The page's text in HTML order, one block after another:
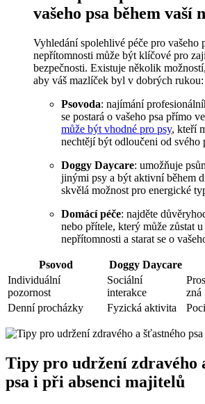
vašeho psa během vaší
Vyhledání spolehlivé péče pro vašeho
nepřítomnosti může být klíčové pro
bezpečnosti. Existuje několik
aby váš mazlíček byl v dobrých rukou:
Psovoda: najímání
se postará o vašeho psa přímo
může být vhodné pro psy, kteří
nechtějí být odloučeni od svého
Doggy Daycare: umožňuje
jinými psy a být aktivní během
skvělá možnost pro energické
Domácí péče: najděte
nebo přítele, který může zůstat
nepřítomnosti a starat se o
Psovod Doggy Daycare
Individuální
pozornost
Sociální
interakce
zná
Denní procházky
Fyzická aktivita
Tipy pro udržení zdravého
psa i při absenci majitelů